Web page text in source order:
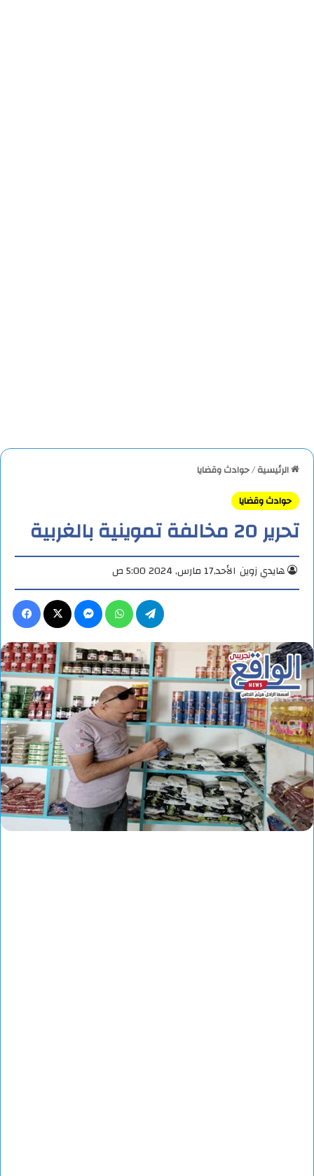
الرئيسية/حوادث وقضايا
حوادث وقضايا
تحرير 20 مخالفة تموينية بالغربية
هايدي زوين الأحد,17 مارس, 2024 5:00 ص
ماسنجر واتساب تيلقرام